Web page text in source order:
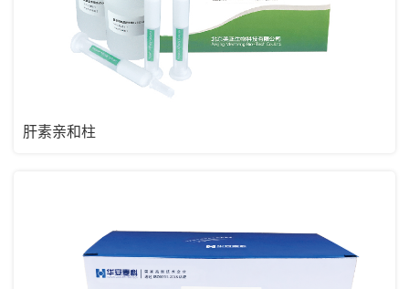
肝素亲和柱